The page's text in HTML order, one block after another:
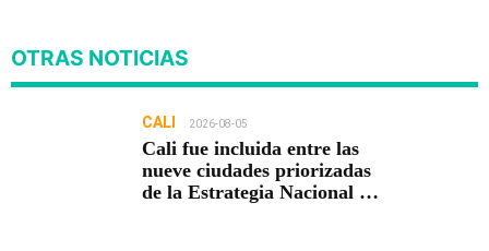
OTRAS NOTICIAS
CALI 2026-08-05
Cali fue incluida entre las
nueve ciudades priorizadas
de la Estrategia Nacional de